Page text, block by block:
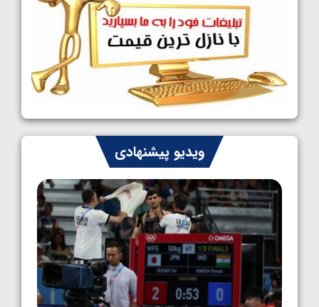
کشتی آزاد نوجوانان جهان؛ رقبای نمایندگان
ایران مشخص شدند
1405/05/08
کشتی فرنگی نوجوانان جهان؛ سکوی تیمی
سوم برای ایران
1405/05/07
ایران چشم به راه چهار مدال در پنج وزن دوم
کشتی فرنگی نوجوانان جهان
1405/05/06
ویدیو پیشنهادی